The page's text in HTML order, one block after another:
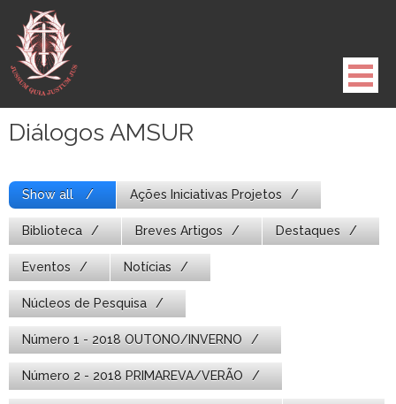
para
conteúdo
Diálogos AMSUR
Show all Ações Iniciativas Projetos
Biblioteca Breves Artigos Destaques
Eventos Notícias
Núcleos de Pesquisa
Número 1 - 2018 OUTONO/INVERNO
Número 2 - 2018 PRIMAREVA/VERÃO